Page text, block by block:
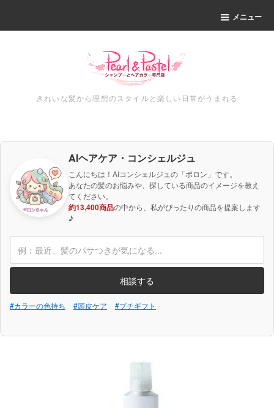
メニュー
きれいな髪から理想のスタイルと楽しい日常がうまれる
AIヘアケア・コンシェルジュ
こんにちは！AIコンシェルジュの「ポロン」です。
あなたの髪のお悩みや、探している商品のイメージを教え
てください。
約13,400商品の中から、私がぴったりの商品を提案します
♪
相談する
#カラーの色持ち #頭皮ケア #プチギフト